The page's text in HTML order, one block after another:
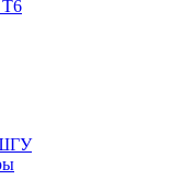
T6